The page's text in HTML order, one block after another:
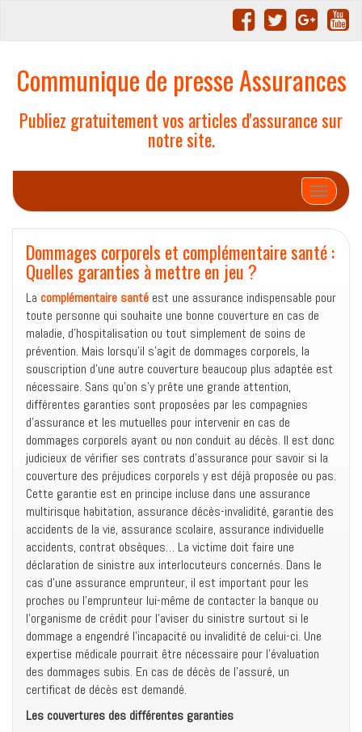
Communique de presse Assurances
Publiez gratuitement vos articles d'assurance sur
notre site.
Afficher/
Dommages corporels et complémentaire santé :
Quelles garanties à mettre en jeu ?
La complémentaire santé est une assurance indispensable pour
toute personne qui souhaite une bonne couverture en cas de
maladie, d’hospitalisation ou tout simplement de soins de
prévention. Mais lorsqu’il s’agit de dommages corporels, la
souscription d’une autre couverture beaucoup plus adaptée est
nécessaire. Sans qu’on s’y prête une grande attention,
différentes garanties sont proposées par les compagnies
d’assurance et les mutuelles pour intervenir en cas de
dommages corporels ayant ou non conduit au décès. Il est donc
judicieux de vérifier ses contrats d’assurance pour savoir si la
couverture des préjudices corporels y est déjà proposée ou pas.
Cette garantie est en principe incluse dans une assurance
multirisque habitation, assurance décès-invalidité, garantie des
accidents de la vie, assurance scolaire, assurance individuelle
accidents, contrat obsèques… La victime doit faire une
déclaration de sinistre aux interlocuteurs concernés. Dans le
cas d’une assurance emprunteur, il est important pour les
proches ou l’emprunteur lui-même de contacter la banque ou
l’organisme de crédit pour l’aviser du sinistre surtout si le
dommage a engendré l’incapacité ou invalidité de celui-ci. Une
expertise médicale pourrait être nécessaire pour l’évaluation
des dommages subis. En cas de décès de l’assuré, un
certificat de décès est demandé.
Les couvertures des différentes garanties